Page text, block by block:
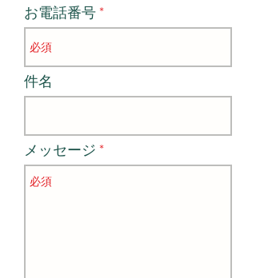
お電話番号
件名
メッセージ